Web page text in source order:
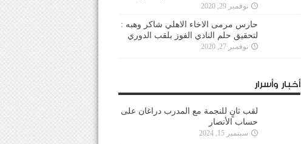
نوفمبر 29, 2020
حارس مرمى الاخاء الاهلي شاكر وهبه :
لتحقيق حلم النادي الفوز بلقب الدوري
نوفمبر 27, 2020
أخبار وأسرار
لقب ثانٍ للنجمة مع المدرب دراغان على
حساب الأنصار
سبتمبر 15, 2024